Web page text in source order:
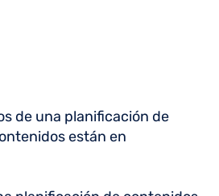
de una planificación de
están en